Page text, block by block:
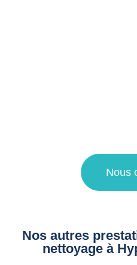
Nous
Nos autres
nettoyage à